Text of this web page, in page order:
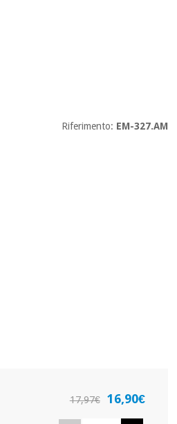
Riferimento: EM-327.AM
17,97€ 16,90€